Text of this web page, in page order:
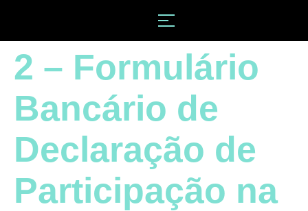
2 – Formulário
Bancário de
Declaração de
Participação na